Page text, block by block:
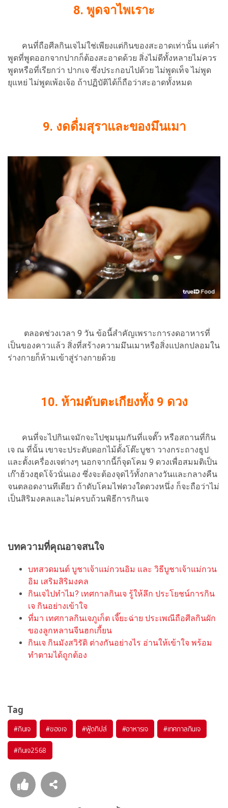
8. พูดจาไพเราะ
คนที่ถือศีลกินเจไม่ใช่เพียงแต่กินของสะอาดเท่านั้น แต่คำ
พูดที่พูดออกจากปากก็ต้องสะอาดด้วย สิ่งไม่ดีทั้งหลายไม่ควร
พูดหรือที่เรียกว่า ปากเจ ซึ่งประกอบไปด้วย ไม่พูดเท็จ ไม่พูด
ยุแหย่ ไม่พูดเพ้อเจ้อ ถ้าปฏิบัติได้ก็ถือว่าสะอาดทั้งหมด
9. งดดื่มสุราและของมึนเมา
ตลอดช่วงเวลา 9 วัน ข้อนี้สำคัญเพราะการงดอาหารที่
เป็นของคาวแล้ว สิ่งที่สร้างความมึนเมาหรือสิ่งแปลกปลอมใน
ร่างกายก็ห้ามเข้าสู่ร่างกายด้วย
10. ห้ามดับตะเกียงทั้ง 9 ดวง
คนที่จะไปกินเจมักจะไปชุมนุมกันที่แจตั๊ว หรือสถานที่กิน
เจ ณ ที่นั้น เขาจะประดับดอกไม้ตั้งโต๊ะบูชา วางกระถางธูป
และตั้งเครื่องเจต่างๆ นอกจากนี้ก็จุดโคม 9 ดวงเพื่อสมมติเป็น
เก๊าฮ้วงฮุดโจ้วนั่นเอง ซึ่งจะต้องจุดไว้ทั้งกลางวันและกลางคืน
จนตลอดงานทีเดียว ถ้าดับโคมไฟดวงใดดวงหนึ่ง ก็จะถือว่าไม่
เป็นสิริมงคลและไม่ครบถ้วนพิธีการกินเจ
บทความที่คุณอาจสนใจ
บทสวดมนต์ บูชาเจ้าแม่กวนอิม และ วิธีบูชาเจ้าแม่กวน
อิม เสริมสิริมงคล
กินเจไปทำไม? เทศกาลกินเจ รู้ให้ลึก ประโยชน์การกิน
เจ กินอย่างเข้าใจ
ที่มา เทศกาลกินเจภูเก็ต เจี๊ยะฉ่าย ประเพณีถือศีลกินผัก
ของลูกหลานจีนฮกเกี้ยน
กินเจ กินมังสวิรัติ ต่างกันอย่างไร อ่านให้เข้าใจ พร้อม
ทำตามได้ถูกต้อง
Tag
#กินเจ #ของเจ #ฟู้ดทิปส์ #อาหารเจ #เทศกาลกินเจ
#กินเจ2568